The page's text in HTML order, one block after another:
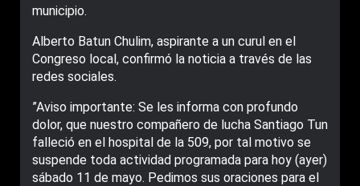
municipio.
Alberto Batun Chulim, aspirante a un curul en el
Congreso local, confirmó la noticia a través de las
redes sociales.
”Aviso importante: Se les informa con profundo
dolor, que nuestro compañero de lucha Santiago Tun
falleció en el hospital de la 509, por tal motivo se
suspende toda actividad programada para hoy (ayer)
sábado 11 de mayo. Pedimos sus oraciones para el